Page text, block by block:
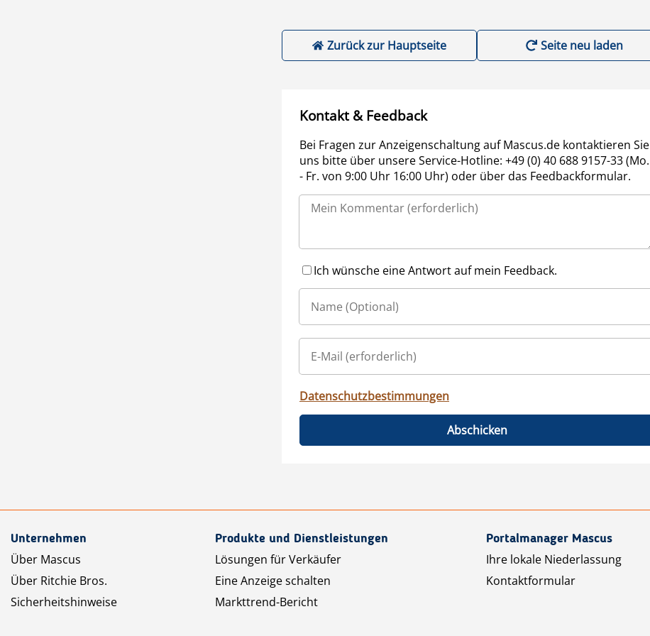
Zurück zur Hauptseite Seite neu laden
Kontakt & Feedback
Bei Fragen zur Anzeigenschaltung auf Mascus.de kontaktieren Sie
uns bitte über unsere Service-Hotline: +49 (0) 40 688 9157-33 (Mo.
- Fr. von 9:00 Uhr 16:00 Uhr) oder über das Feedbackformular.
Ich wünsche eine Antwort auf mein Feedback.
Datenschutzbestimmungen
Abschicken
Unternehmen
Über Mascus
Über Ritchie Bros.
Sicherheitshinweise
Produkte und Dienstleistungen
Lösungen für Verkäufer
Eine Anzeige schalten
Markttrend-Bericht
Portalmanager Mascus
Ihre lokale Niederlassung
Kontaktformular